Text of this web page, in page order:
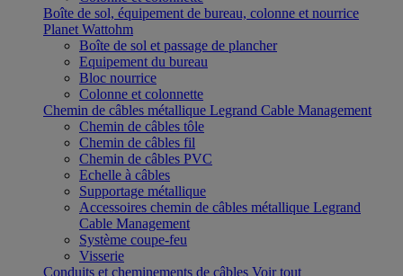
Boîte de sol, équipement de bureau, colonne et nourrice
Planet Wattohm
Boîte de sol et passage de plancher
Equipement du bureau
Bloc nourrice
Colonne et colonnette
Chemin de câbles métallique Legrand Cable Management
Chemin de câbles tôle
Chemin de câbles fil
Chemin de câbles PVC
Echelle à câbles
Supportage métallique
Accessoires chemin de câbles métallique Legrand
Cable Management
Système coupe-feu
Visserie
Conduits et cheminements de câbles Voir tout